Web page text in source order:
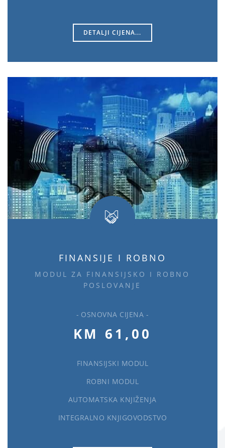
DETALJI CIJENA...
FINANSIJE I ROBNO
MODUL ZA FINANSIJSKO I ROBNO
POSLOVANJE
- OSNOVNA CIJENA -
KM 61,00
FINANSIJSKI MODUL
ROBNI MODUL
AUTOMATSKA KNJIŽENJA
INTEGRALNO KNJIGOVODSTVO